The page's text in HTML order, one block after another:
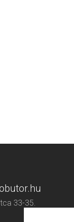
33-35.